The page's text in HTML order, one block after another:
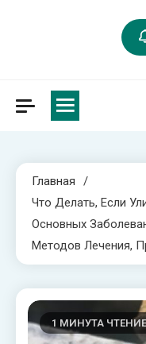
Главная
Что Делать, Если
Основных
Методов Лечения,
1 МИНУТА ЧТЕНИЕ